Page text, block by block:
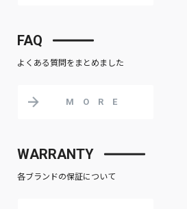
FAQ
よくある質問をまとめました
MORE
WARRANTY
各ブランドの保証について